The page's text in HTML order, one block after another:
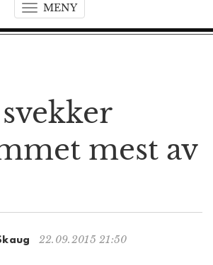
MENYT
o
a
i
i
n
mest av
22.09.2015 21:50